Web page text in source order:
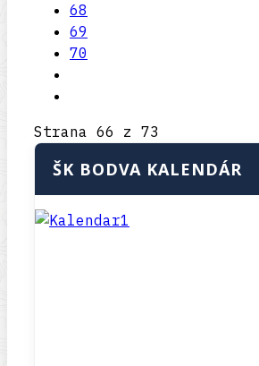
68
69
70
Strana 66 z 73
ŠK BODVA KALENDÁR